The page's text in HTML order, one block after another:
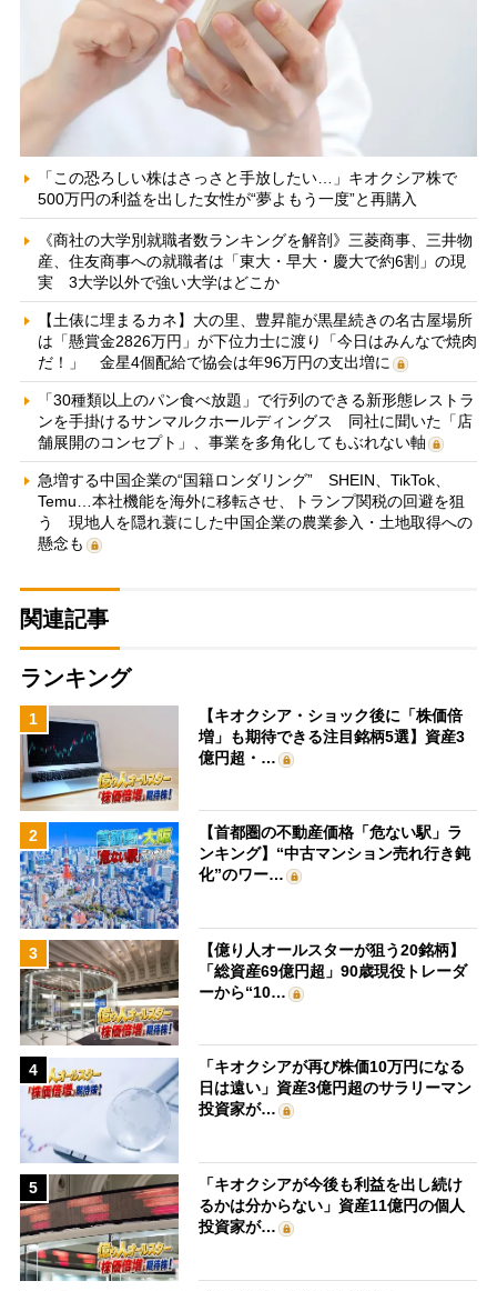
「この恐ろしい株はさっさと手放したい…」キオクシア株で
500万円の利益を出した女性が“夢よもう一度”と再購入
《商社の大学別就職者数ランキングを解剖》三菱商事、三井物
産、住友商事への就職者は「東大・早大・慶大で約6割」の現
実 3大学以外で強い大学はどこか
【土俵に埋まるカネ】大の里、豊昇龍が黒星続きの名古屋場所
は「懸賞金2826万円」が下位力士に渡り「今日はみんなで焼肉
だ！」 金星4個配給で協会は年96万円の支出増に
「30種類以上のパン食べ放題」で行列のできる新形態レストラ
ンを手掛けるサンマルクホールディングス 同社に聞いた「店
舗展開のコンセプト」、事業を多角化してもぶれない軸
急増する中国企業の“国籍ロンダリング” SHEIN、TikTok、
Temu…本社機能を海外に移転させ、トランプ関税の回避を狙
う 現地人を隠れ蓑にした中国企業の農業参入・土地取得への
懸念も
関連記事
ランキング
1
【キオクシア・ショック後に「株価倍
増」も期待できる注目銘柄5選】資産3
億円超・…
2
【首都圏の不動産価格「危ない駅」ラ
ンキング】“中古マンション売れ行き鈍
化”のワー…
3
【億り人オールスターが狙う20銘柄】
「総資産69億円超」90歳現役トレーダ
ーから“10…
4
「キオクシアが再び株価10万円になる
日は遠い」資産3億円超のサラリーマン
投資家が…
5
「キオクシアが今後も利益を出し続け
るかは分からない」資産11億円の個人
投資家が…